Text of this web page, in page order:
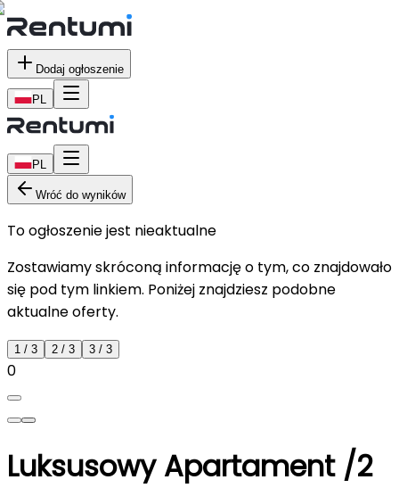
Dodaj ogłoszenie
PL
PL
Wróć do wyników
To ogłoszenie jest nieaktualne
Zostawiamy skróconą informację o tym, co znajdowało
się pod tym linkiem. Poniżej znajdziesz podobne
aktualne oferty.
1 / 3 2 / 3 3 / 3
0
Luksusowy Apartament /2